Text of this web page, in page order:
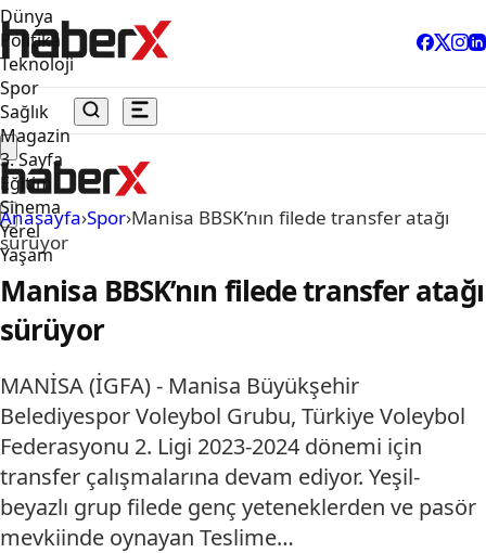
Dünya
Politika
Teknoloji
Spor
Sağlık
Magazin
3. Sayfa
Eğitim
Sinema
Yerel
Yaşam
Anasayfa›Spor›Manisa BBSK’nın filede transfer atağı
sürüyor
Manisa BBSK’nın filede transfer atağı
sürüyor
MANİSA (İGFA) - Manisa Büyükşehir
Belediyespor Voleybol Grubu, Türkiye Voleybol
Federasyonu 2. Ligi 2023-2024 dönemi için
transfer çalışmalarına devam ediyor. Yeşil-
beyazlı grup filede genç yeteneklerden ve pasör
mevkiinde oynayan Teslime…